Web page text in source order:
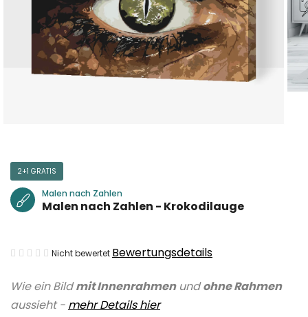
Wie ein Bildmit Innenrahmenundohne Rahmen
aussieht - mehr Details hier
2+1 GRATIS
Malen nach Zahlen
Malen nach Zahlen - Krokodilauge
Die
Produktbewertung
ist
Nicht bewertet Bewertungsdetails